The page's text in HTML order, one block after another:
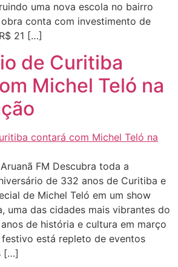
uma nova escola no bairro
conta com investimento de
21 […]
de Curitiba
Michel Teló na
FM Descubra toda a
de 332 anos de Curitiba e
de Michel Teló em um show
uma das cidades mais vibrantes do
de história e cultura em março
está repleto de eventos
[…]